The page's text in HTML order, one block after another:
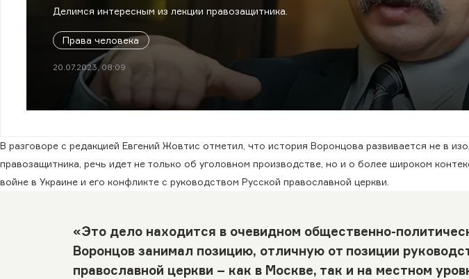
Делимся интересным из лекции правозащитника.
Права человека
20.07.2023, 08:09
В разговоре с редакцией Евгений Жовтис отметил, что история Воронцова развивается не в
правозащитника, речь идет не только об уголовном производстве, но и о более широком
войне в Украине и его конфликте с руководством Русской православной церкви.
«Это дело находится в очевидном общественно-
Воронцов занимал позицию, отличную от позиции
православной церкви – как в Москве, так и на местном